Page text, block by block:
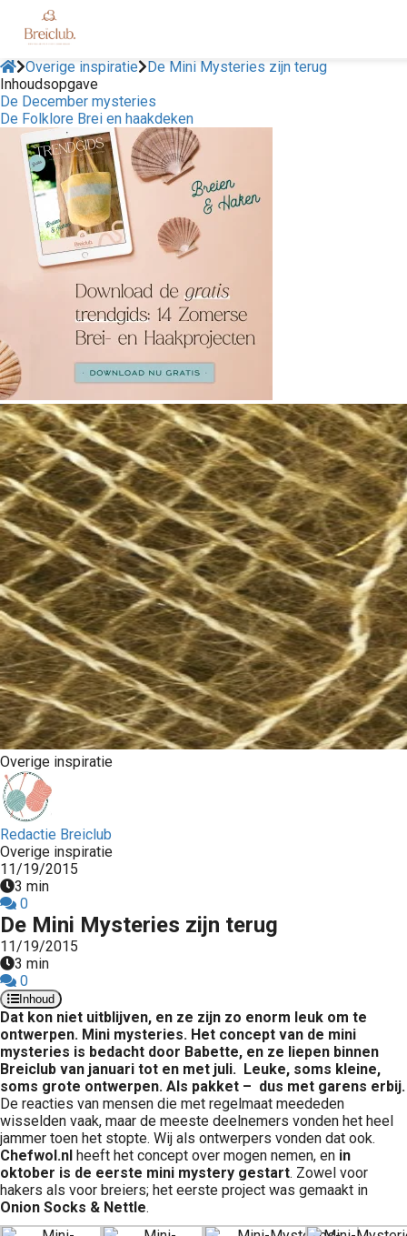
Overige inspiratie
De Mini Mysteries zijn terug
Inhoudsopgave
De December mysteries
De Folklore Brei en haakdeken
Overige inspiratie
Redactie Breiclub
Overige inspiratie
11/19/2015
3 min
0
De Mini Mysteries zijn terug
11/19/2015
3 min
0
Inhoud
Dat kon niet uitblijven, en ze zijn zo enorm leuk om te
ontwerpen. Mini mysteries. Het concept van de mini
mysteries is bedacht door Babette, en ze liepen binnen
Breiclub van januari tot en met juli. Leuke, soms kleine,
soms grote ontwerpen. Als pakket – dus met garens erbij.
De reacties van mensen die met regelmaat meededen
wisselden vaak, maar de meeste deelnemers vonden het heel
jammer toen het stopte. Wij als ontwerpers vonden dat ook.
Chefwol.nl heeft het concept over mogen nemen, en in
oktober is de eerste mini mystery gestart. Zowel voor
hakers als voor breiers; het eerste project was gemaakt in
Onion Socks & Nettle.